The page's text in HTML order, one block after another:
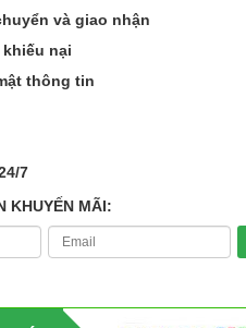
và giao nhận
nại
thông tin
7
KHUYẾN MÃI: